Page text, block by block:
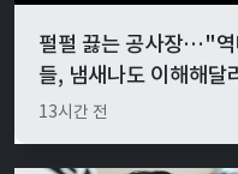
펄펄 끓는 공사장…"역
들, 냄새나도 이해해달
13시간 전